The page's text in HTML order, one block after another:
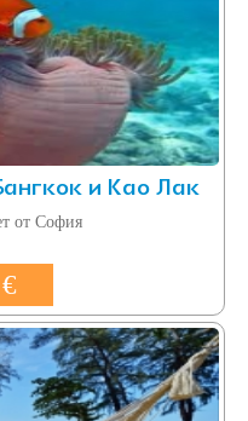
и Као Лак
от София